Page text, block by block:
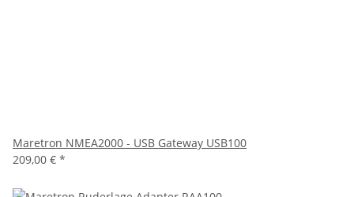
Maretron NMEA2000 - USB Gateway USB100
209,00 € *